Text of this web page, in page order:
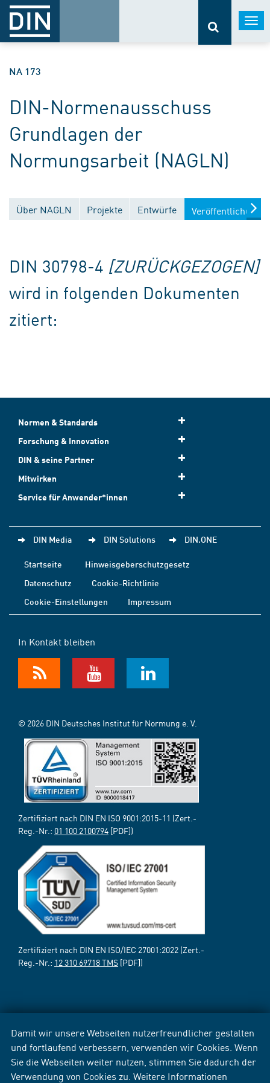
Damit wir unsere Webseiten nutzerfreundlicher gestalten
und fortlaufend verbessern, verwenden wir Cookies. Wenn
Sie die Webseiten weiter nutzen, stimmen Sie dadurch der
Verwendung von Cookies zu. Weitere Informationen
NA 173
DIN-Normenausschuss
Grundlagen der
Normungsarbeit (NAGLN)
Über NAGLN Projekte Entwürfe
DIN 30798-4 [ZURÜCKGEZOGEN]
wird in folgenden Dokumenten
zitiert:
Normen & Standards
Forschung & Innovation
DIN & seine Partner
Mitwirken
Service für Anwender*innen
DIN Media DIN Solutions DIN.ONE
Startseite
Hinweisgeberschutzgesetz
Datenschutz
Cookie-Richtlinie
Cookie-Einstellungen
Impressum
In Kontakt bleiben
© 2026 DIN Deutsches Institut für Normung e. V.
Zertifiziert nach DIN EN ISO 9001:2015-11 (Zert.-
Reg.-Nr.: 01 100 2100794 [PDF])
Zertifiziert nach DIN EN ISO/IEC 27001:2022 (Zert.-
Reg.-Nr.: 12 310 69718 TMS [PDF])